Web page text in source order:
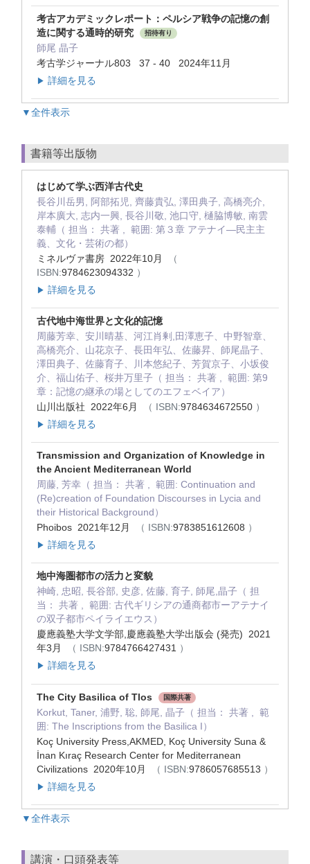
考古アカデミックレポート：ペルシア戦争の記憶の創
造に関する通時的研究
招待有り
師尾 晶子
考古学ジャーナル803 37 - 40 2024年11月
▶ 詳細を見る
▼全件表示
書籍等出版物
はじめて学ぶ西洋古代史
長谷川岳男, 阿部拓児, 齊藤貴弘, 澤田典子, 高橋亮介,
岸本廣大, 志内一興, 長谷川敬, 池口守, 樋脇博敏, 南雲
泰輔（ 担当： 共著 , 範囲: 第３章 アテナイ—民主主
義、文化・芸術の都）
ミネルヴァ書房 2022年10月
（
ISBN:9784623094332 ）
▶ 詳細を見る
古代地中海世界と文化的記憶
周藤芳幸、安川晴基、河江肖剰,田澤恵子、中野智章、
高橋亮介、山花京子、長田年弘、佐藤昇、師尾晶子、
澤田典子、佐藤育子、川本悠紀子、芳賀京子、小坂俊
介、福山佑子、桜井万里子（ 担当： 共著 , 範囲: 第9
章：記憶の継承の場としてのエフェベイア）
山川出版社 2022年6月
（ ISBN:9784634672550 ）
▶ 詳細を見る
Transmission and Organization of Knowledge in
the Ancient Mediterranean World
周藤, 芳幸（ 担当： 共著 , 範囲: Continuation and
(Re)creation of Foundation Discourses in Lycia and
their Historical Background）
Phoibos 2021年12月
（ ISBN:9783851612608 ）
▶ 詳細を見る
地中海圏都市の活力と変貌
神崎, 忠昭, 長谷部, 史彦, 佐藤, 育子, 師尾,晶子（ 担
当： 共著 , 範囲: 古代ギリシアの通商都市ーアテナイ
の双子都市ペイライエウス）
慶應義塾大学文学部,慶應義塾大学出版会 (発売) 2021
年3月
（ ISBN:9784766427431 ）
▶ 詳細を見る
The City Basilica of Tlos 国際共著
Korkut, Taner, 浦野, 聡, 師尾, 晶子（ 担当： 共著 , 範
囲: The Inscriptions from the Basilica I）
Koç University Press,AKMED, Koç University Suna &
İnan Kıraç Research Center for Mediterranean
Civilizations 2020年10月
（ ISBN:9786057685513 ）
▶ 詳細を見る
▼全件表示
講演・口頭発表等